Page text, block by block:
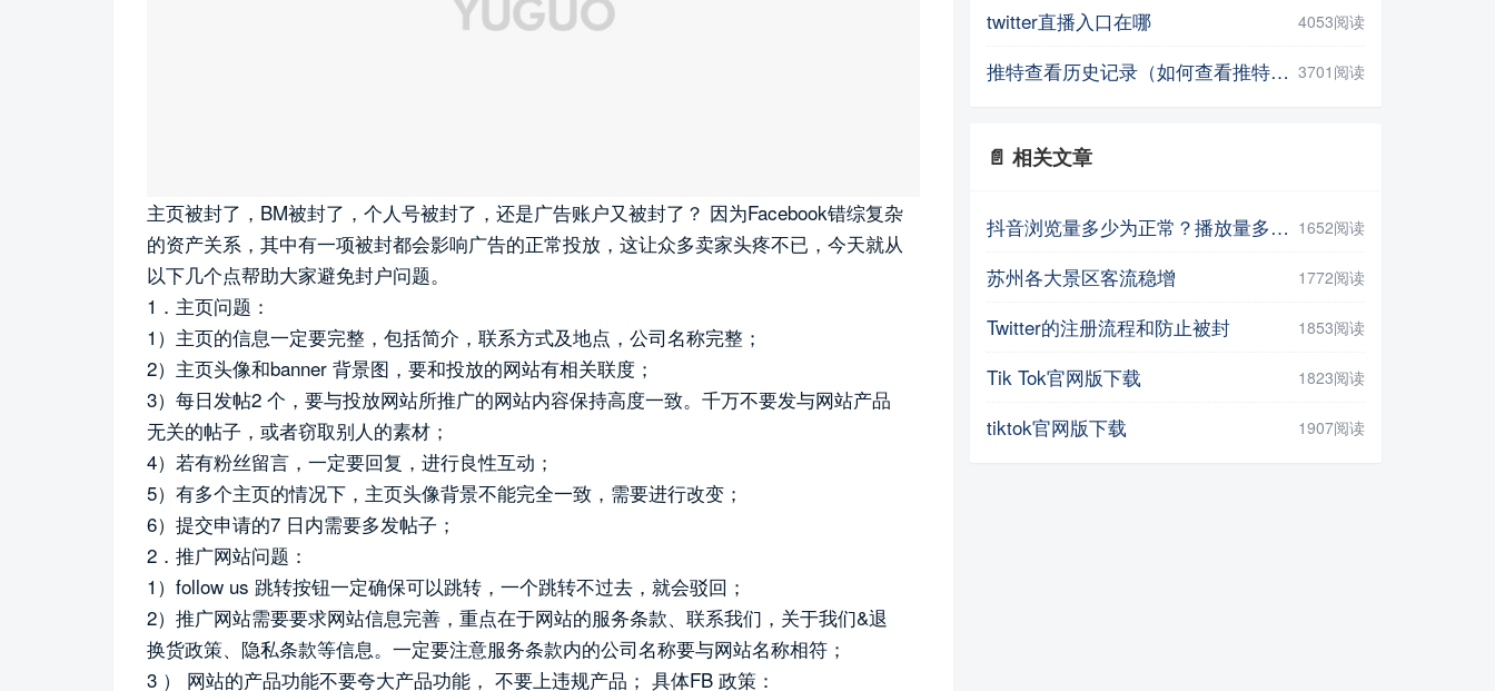
主页被封了，BM被封了，个人号被封了，还是广告账户又被封了？ 因为Facebook错综复杂
的资产关系，其中有一项被封都会影响广告的正常投放，这让众多卖家头疼不已，今天就从
以下几个点帮助大家避免封户问题。
1．主页问题：
1）主页的信息一定要完整，包括简介，联系方式及地点，公司名称完整；
2）主页头像和banner 背景图，要和投放的网站有相关联度；
3）每日发帖2 个，要与投放网站所推广的网站内容保持高度一致。千万不要发与网站产品
无关的帖子，或者窃取别人的素材；
4）若有粉丝留言，一定要回复，进行良性互动；
5）有多个主页的情况下，主页头像背景不能完全一致，需要进行改变；
6）提交申请的7 日内需要多发帖子；
2．推广网站问题：
1）follow us 跳转按钮一定确保可以跳转，一个跳转不过去，就会驳回；
2）推广网站需要要求网站信息完善，重点在于网站的服务条款、联系我们，关于我们&退
换货政策、隐私条款等信息。一定要注意服务条款内的公司名称要与网站名称相符；
3 ） 网站的产品功能不要夸大产品功能， 不要上违规产品； 具体FB 政策：
twitter直播入口在哪 4053阅读
推特查看历史记录（如何查看推特的历史记录） 3701阅读
📄 相关文章
抖音浏览量多少为正常？播放量多少正常？ 1652阅读
苏州各大景区客流稳增 1772阅读
Twitter的注册流程和防止被封 1853阅读
Tik Tok官网版下载 1823阅读
tiktok官网版下载 1907阅读